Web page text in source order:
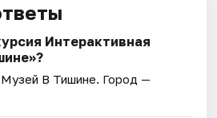
Интерактивная
Музей В Тишине. Город —